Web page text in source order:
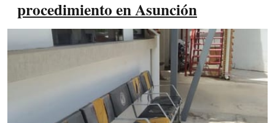
procedimiento en Asunción